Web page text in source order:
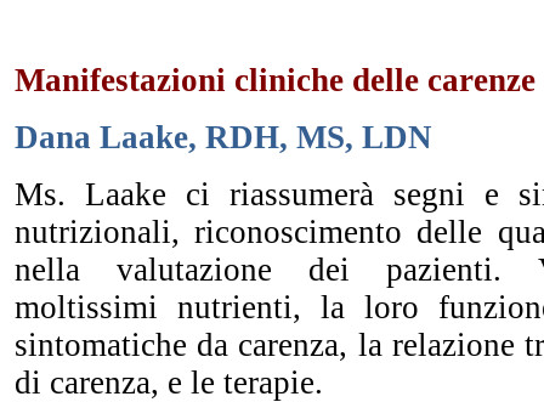
Manifestazioni cliniche delle
Dana Laake, RDH, MS, LDN
Ms. Laake ci riassumerà segni e
nutrizionali, riconoscimento delle
nella valutazione dei pazienti.
moltissimi nutrienti, la loro
sintomatiche da carenza, la relazione
di carenza, e le terapie.